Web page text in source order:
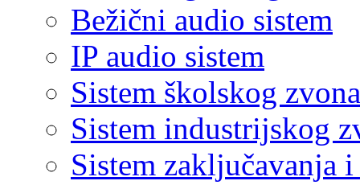
Bežični audio sistem
IP audio sistem
Sistem školskog zvona
Sistem industrijskog
Sistem zaključavanja